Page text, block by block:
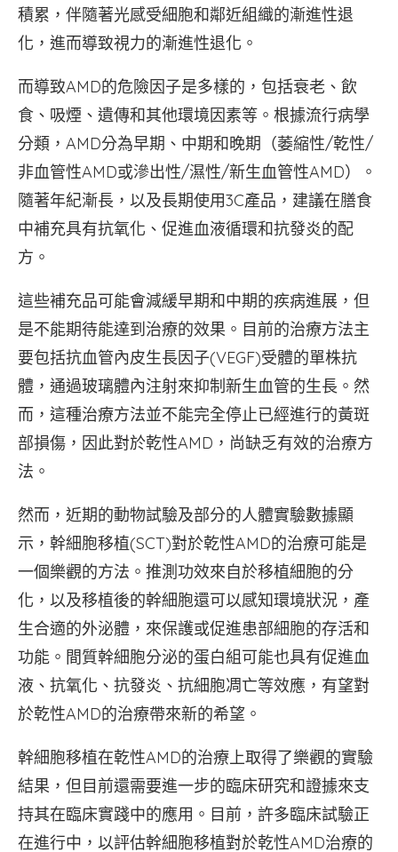
積累，伴隨著光感受細胞和鄰近組織的漸進性退
化，進而導致視力的漸進性退化。
而導致AMD的危險因子是多樣的，包括衰老、飲
食、吸煙、遺傳和其他環境因素等。根據流行病學
分類，AMD分為早期、中期和晚期（萎縮性/乾性/
非血管性AMD或滲出性/濕性/新生血管性AMD）。
隨著年紀漸長，以及長期使用3C產品，建議在膳食
中補充具有抗氧化、促進血液循環和抗發炎的配
方。
這些補充品可能會減緩早期和中期的疾病進展，但
是不能期待能達到治療的效果。目前的治療方法主
要包括抗血管內皮生長因子(VEGF)受體的單株抗
體，通過玻璃體內注射來抑制新生血管的生長。然
而，這種治療方法並不能完全停止已經進行的黃斑
部損傷，因此對於乾性AMD，尚缺乏有效的治療方
法。
然而，近期的動物試驗及部分的人體實驗數據顯
示，幹細胞移植(SCT)對於乾性AMD的治療可能是
一個樂觀的方法。推測功效來自於移植細胞的分
化，以及移植後的幹細胞還可以感知環境狀況，產
生合適的外泌體，來保護或促進患部細胞的存活和
功能。間質幹細胞分泌的蛋白組可能也具有促進血
液、抗氧化、抗發炎、抗細胞凋亡等效應，有望對
於乾性AMD的治療帶來新的希望。
幹細胞移植在乾性AMD的治療上取得了樂觀的實驗
結果，但目前還需要進一步的臨床研究和證據來支
持其在臨床實踐中的應用。目前，許多臨床試驗正
在進行中，以評估幹細胞移植對於乾性AMD治療的